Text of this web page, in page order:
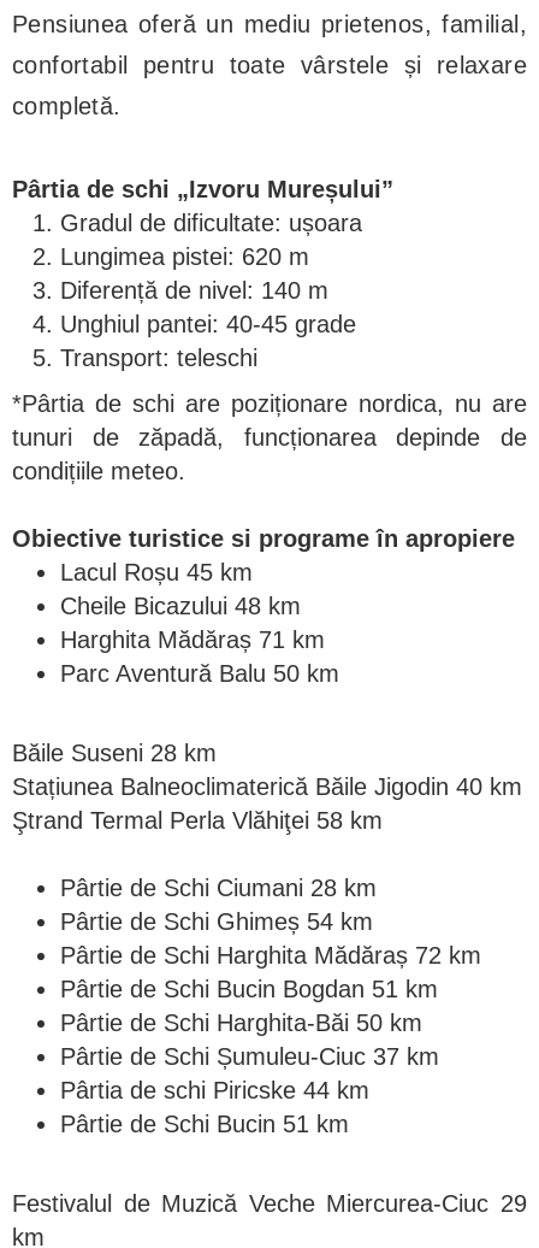
Pensiunea oferă un mediu prietenos, familial,
confortabil pentru toate vârstele și relaxare
completă.
Pârtia de schi „Izvoru Mureșului”
Gradul de dificultate: ușoara
Lungimea pistei: 620 m
Diferență de nivel: 140 m
Unghiul pantei: 40-45 grade
Transport: teleschi
*Pârtia de schi are poziționare nordica, nu are
tunuri de zăpadă, funcționarea depinde de
condițiile meteo.
Obiective turistice si programe în apropiere
Lacul Roșu 45 km
Cheile Bicazului 48 km
Harghita Mădăraș 71 km
Parc Aventură Balu 50 km
Băile Suseni 28 km
Stațiunea Balneoclimaterică Băile Jigodin 40 km
Ştrand Termal Perla Vlăhiţei 58 km
Pârtie de Schi Ciumani 28 km
Pârtie de Schi Ghimeș 54 km
Pârtie de Schi Harghita Mădăraș 72 km
Pârtie de Schi Bucin Bogdan 51 km
Pârtie de Schi Harghita-Băi 50 km
Pârtie de Schi Șumuleu-Ciuc 37 km
Pârtia de schi Piricske 44 km
Pârtie de Schi Bucin 51 km
Festivalul de Muzică Veche Miercurea-Ciuc 29
km